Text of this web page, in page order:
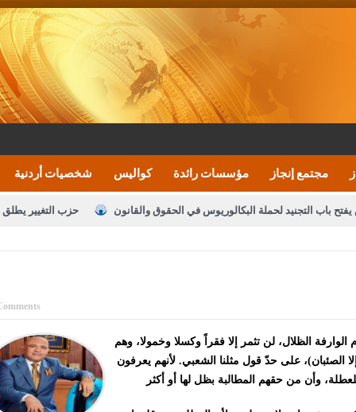
شخصيات أردنية كواليس مؤسسات رائدة مجتمع إنجاز
حزب التغيير باب التجنيد لحملة البكالوريوس في الحقوق والقانون
دعوة المكلفين بخدمة العلم
الوارفة الظلال، لن تثمر إلا فقراً وكسلا وخمولا، وهم
الصئبان)، على حدّ قول مثلنا الشعبي. لأنهم يعرفون